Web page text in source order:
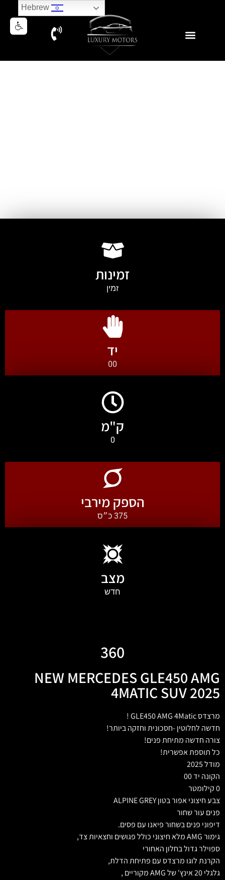
זמינות
זמין
יד
00
ק"מ
0
הספק מירבי
375 כ״ס
מצב
חדש
360
NEW MERCEDES GLE450 AMG
4MATIC SUV 2025
מרצדס GLE450 AMG 4Matic !
חדשה לחלוטין -חסכונית וחזקה ביותר!
צורה חדשה מתיחת פנים!
כל תוספת אפשרית!
מודל 2025
הקונה יד 00
0 קילומטר
צבע חיצוני אפור בטון ALPINE GREY
פנים עור שחור
דיפוני פנים בשחור פיאנו עם פסים.
גימור AMG מלא חיצוני כולל פגושים וחצאיות צד,
ספוילר גדול בחלון האחורי
הקרנת לוגו מרצדס עם פתיחת הדלת,
גלגלי 20 אינץ' של AMG מקוריים ,
Hebrew